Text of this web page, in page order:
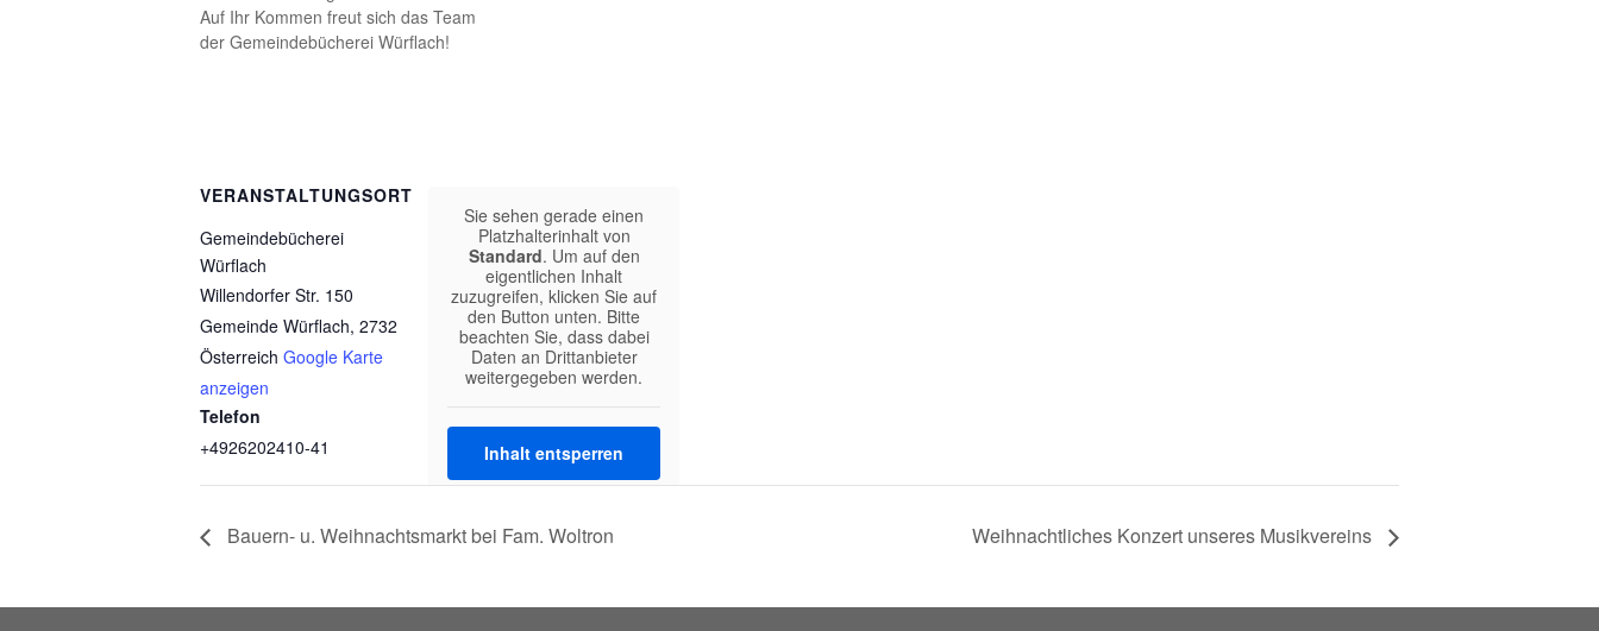
Auf Ihr Kommen freut sich das Team
der Gemeindebücherei Würflach!
VERANSTALTUNGSORT
Gemeindebücherei
Würflach
Willendorfer Str. 150
Gemeinde Würflach, 2732
Österreich Google Karte
anzeigen
Telefon
+4926202410-41
Sie sehen gerade einen
Platzhalterinhalt von
Standard. Um auf den
eigentlichen Inhalt
zuzugreifen, klicken Sie auf
den Button unten. Bitte
beachten Sie, dass dabei
Daten an Drittanbieter
weitergegeben werden.
Inhalt entsperren
Bauern- u. Weihnachtsmarkt bei Fam. Woltron Weihnachtliches Konzert unseres Musikvereins